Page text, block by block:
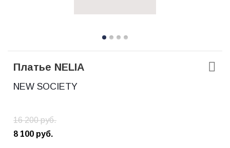
Платье NELIA
NEW SOCIETY
16 200руб.
8 100 руб.